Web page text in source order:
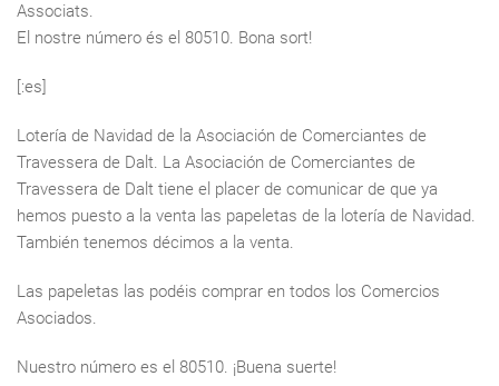
Associats.
El nostre número és el 80510. Bona sort!
[:es]
Lotería de Navidad de la Asociación de Comerciantes de
Travessera de Dalt. La Asociación de Comerciantes de
Travessera de Dalt tiene el placer de comunicar de que ya
hemos puesto a la venta las papeletas de la lotería de Navidad.
También tenemos décimos a la venta.
Las papeletas las podéis comprar en todos los Comercios
Asociados.
Nuestro número es el 80510. ¡Buena suerte!